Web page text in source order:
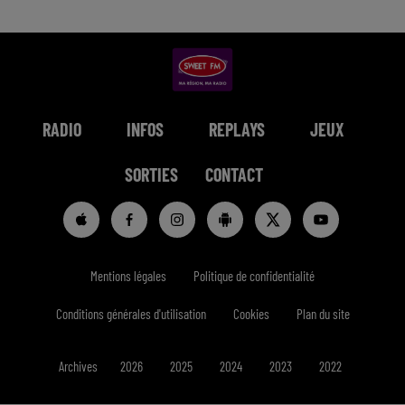
RADIO INFOS REPLAYS JEUX
SORTIES CONTACT
Mentions légales Politique de confidentialité
Conditions générales d'utilisation Cookies Plan du site
Archives 2026 2025 2024 2023 2022